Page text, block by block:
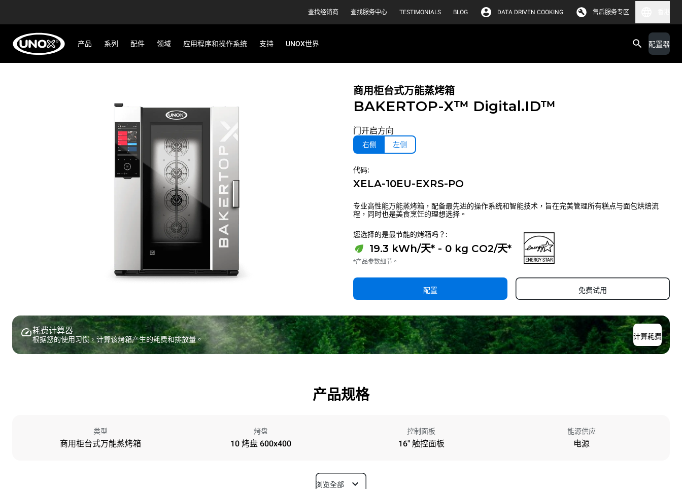
查找经销商 查找服务中心 TESTIMONIALS BLOG DATA DRIVEN COOKING 售后服务专区
产品 系列 配件 领域 应用程序和操作系统 支持 UNOX世界 配置器
商用柜台式万能蒸烤箱
BAKERTOP-X™ Digital.ID™
门开启方向
右侧 左侧
代码:
XELA-10EU-EXRS-PO
专业高性能万能蒸烤箱，配备最先进的操作系统和智能技术，旨在完美管理所有糕点与面包烘焙流
程，同时也是美食烹饪的理想选择。
您选择的是最节能的烤箱吗？:
19.3 kWh/天* - 0 kg CO2/天*
*产品参数细节。
配置 免费试用
耗费计算器
根据您的使用习惯，计算该烤箱产生的耗费和排放量。 计算耗费
产品规格
类型
商用柜台式万能蒸烤箱
烤盘
10 烤盘 600x400
控制面板
16" 触控面板
能源供应
电源
浏览全部